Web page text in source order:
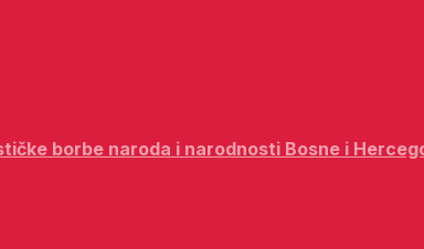
borbe naroda i narodnosti Bosne i